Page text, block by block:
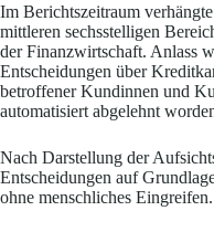
Im Berichtszeitraum
mittleren sechsstelligen
der Finanzwirtschaft. Anlass
Entscheidungen über
betroffener Kundinnen und
automatisiert abgelehnt
Nach Darstellung der
Entscheidungen auf
ohne menschliches Eingreifen.